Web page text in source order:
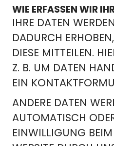
WIE ERFASSEN WIR
IHRE DATEN
DADURCH
DIESE MITTEILEN.
Z. B. UM DATEN
EIN
ANDERE DATEN
AUTOMATISCH
EINWILLIGUNG